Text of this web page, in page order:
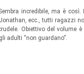
incredibile, ma è
ecc., tutti ragazzi
Obiettivo del volume
adulti “non guardano”.